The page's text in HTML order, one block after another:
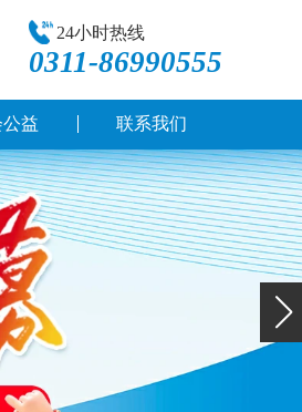
24小时热线
0311-86990555
益 联系我们